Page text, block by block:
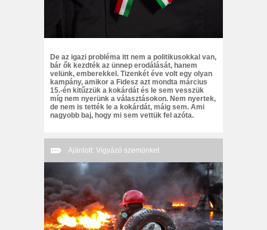
De az igazi probléma itt nem a politikusokkal van,
bár ők kezdték az ünnep erodálását, hanem
velünk, emberekkel. Tizenkét éve volt egy olyan
kampány, amikor a Fidesz azt mondta március
15.-én kitűzzük a kokárdát és le sem vesszük
míg nem nyerünk a választásokon. Nem nyertek,
de nem is tették le a kokárdát, máig sem. Ami
nagyobb baj, hogy mi sem vettük fel azóta.
Ajánlott: Vigyázó szemünket